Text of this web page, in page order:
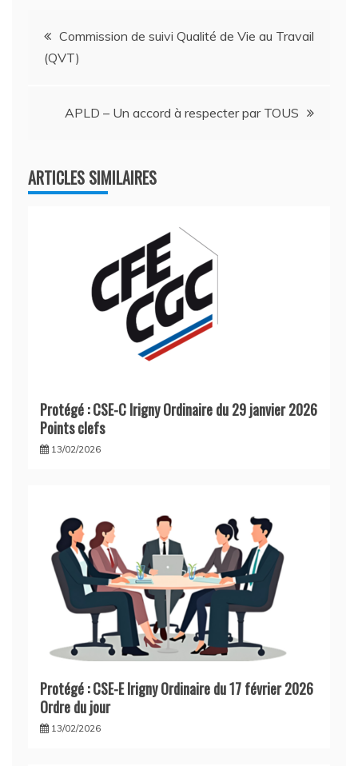
Navigation
de
l’article
Commission de suivi Qualité de Vie au Travail
(QVT)
APLD – Un accord à respecter par TOUS
ARTICLES SIMILAIRES
Protégé : CSE-C Irigny Ordinaire du 29 janvier 2026
Points clefs
13/02/2026
Protégé : CSE-E Irigny Ordinaire du 17 février 2026
Ordre du jour
13/02/2026